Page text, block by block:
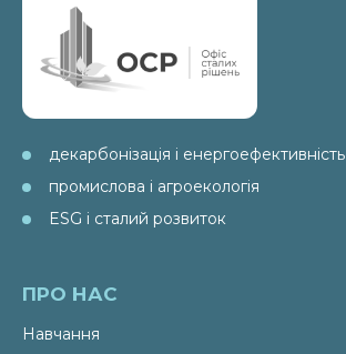
декарбонізація і енергоефективність
промислова і агроекологія
ESG і сталий розвиток
ПРО НАС
Навчання